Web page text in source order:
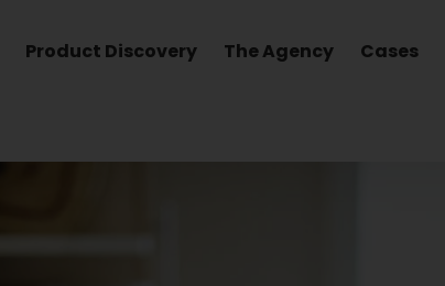
Product Discovery The Agency Cases